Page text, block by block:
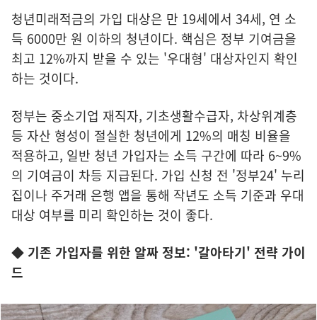
청년미래적금의 가입 대상은 만 19세에서 34세, 연 소
득 6000만 원 이하의 청년이다. 핵심은 정부 기여금을
최고 12%까지 받을 수 있는 '우대형' 대상자인지 확인
하는 것이다.
정부는 중소기업 재직자, 기초생활수급자, 차상위계층
등 자산 형성이 절실한 청년에게 12%의 매칭 비율을
적용하고, 일반 청년 가입자는 소득 구간에 따라 6~9%
의 기여금이 차등 지급된다. 가입 신청 전 '정부24' 누리
집이나 주거래 은행 앱을 통해 작년도 소득 기준과 우대
대상 여부를 미리 확인하는 것이 좋다.
◆ 기존 가입자를 위한 알짜 정보: '갈아타기' 전략 가이
드